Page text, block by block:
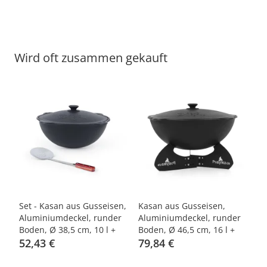
Wird oft zusammen gekauft
-30%
Set - Kasan aus Gusseisen,
Aluminiumdeckel, runder
Boden, Ø 38,5 cm, 10 l +
Schaumlöffel, 48 cm
52,43 €
-20%
Kasan aus Gusseisen,
Aluminiumdeckel, runder
Boden, Ø 46,5 cm, 16 l +
Untersetzer + Griff +
79,84 €